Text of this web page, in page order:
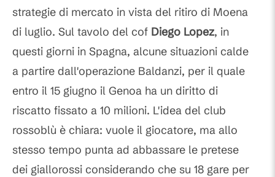
strategie di mercato in vista del ritiro di Moena
di luglio. Sul tavolo del cof Diego Lopez, in
questi giorni in Spagna, alcune situazioni calde
a partire dall'operazione Baldanzi, per il quale
entro il 15 giugno il Genoa ha un diritto di
riscatto fissato a 10 milioni. L'idea del club
rossoblù è chiara: vuole il giocatore, ma allo
stesso tempo punta ad abbassare le pretese
dei giallorossi considerando che su 18 gare per